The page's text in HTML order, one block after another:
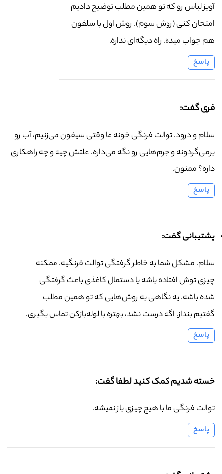
آویز لباس رو که تو همین مطلب توضیح دادیم
امتحان کنی (روش سوم). روش اول با سلفون
هم جواب میده. راه دیگه‌ای نداره.
پاسخ
فری گفت:
سلام و درود. توالت فرنگی خونه ما وقتی سیفون می‌زنیم، آب رو
برمی‌گردونه و جرم‌هایی رو نگه می‌داره. علتش چیه و چه راهکاری
داره؟ ممنون.
پاسخ
پشتیبانی گفت:
سلام. مشکل شما به خاطر گرفتگی توالت فرنگیه. ممکنه
چیزی توش افتاده باشه یا دستمال کاغذی باعث گرفتگی
شده باشه. یه نگاهی به روش‌هایی که تو همین مطلب
گفتیم بنداز. اگه درست نشد، بهتره با لوله‌بازکن تماس بگیری.
پاسخ
خسته شدیم کمک کنید لطفا گفت:
توالت فرنگی ما با هیچ چیزی باز نمیشه.
پاسخ